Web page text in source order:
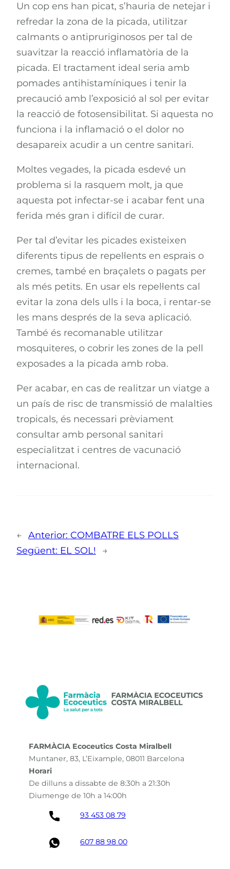
Un cop ens han picat, s’hauria de netejar i
refredar la zona de la picada, utilitzar
calmants o antipruriginosos per tal de
suavitzar la reacció inflamatòria de la
picada. El tractament ideal seria amb
pomades antihistamíniques i tenir la
precaució amb l’exposició al sol per evitar
la reacció de fotosensibilitat. Si aquesta no
funciona i la inflamació o el dolor no
desapareix acudir a un centre sanitari.
Moltes vegades, la picada esdevé un
problema si la rasquem molt, ja que
aquesta pot infectar-se i acabar fent una
ferida més gran i difícil de curar.
Per tal d’evitar les picades existeixen
diferents tipus de repel·lents en esprais o
cremes, també en braçalets o pagats per
als més petits. En usar els repel·lents cal
evitar la zona dels ulls i la boca, i rentar-se
les mans després de la seva aplicació.
També és recomanable utilitzar
mosquiteres, o cobrir les zones de la pell
exposades a la picada amb roba.
Per acabar, en cas de realitzar un viatge a
un país de risc de transmissió de malalties
tropicals, és necessari prèviament
consultar amb personal sanitari
especialitzat i centres de vacunació
internacional.
← Anterior: COMBATRE ELS POLLS
Següent: EL SOL! →
FARMÀCIA Ecoceutics Costa Miralbell
Muntaner, 83, L’Eixample, 08011 Barcelona
Horari
De dilluns a dissabte de 8:30h a 21:30h
Diumenge de 10h a 14:00h
93 453 08 79
607 88 98 00